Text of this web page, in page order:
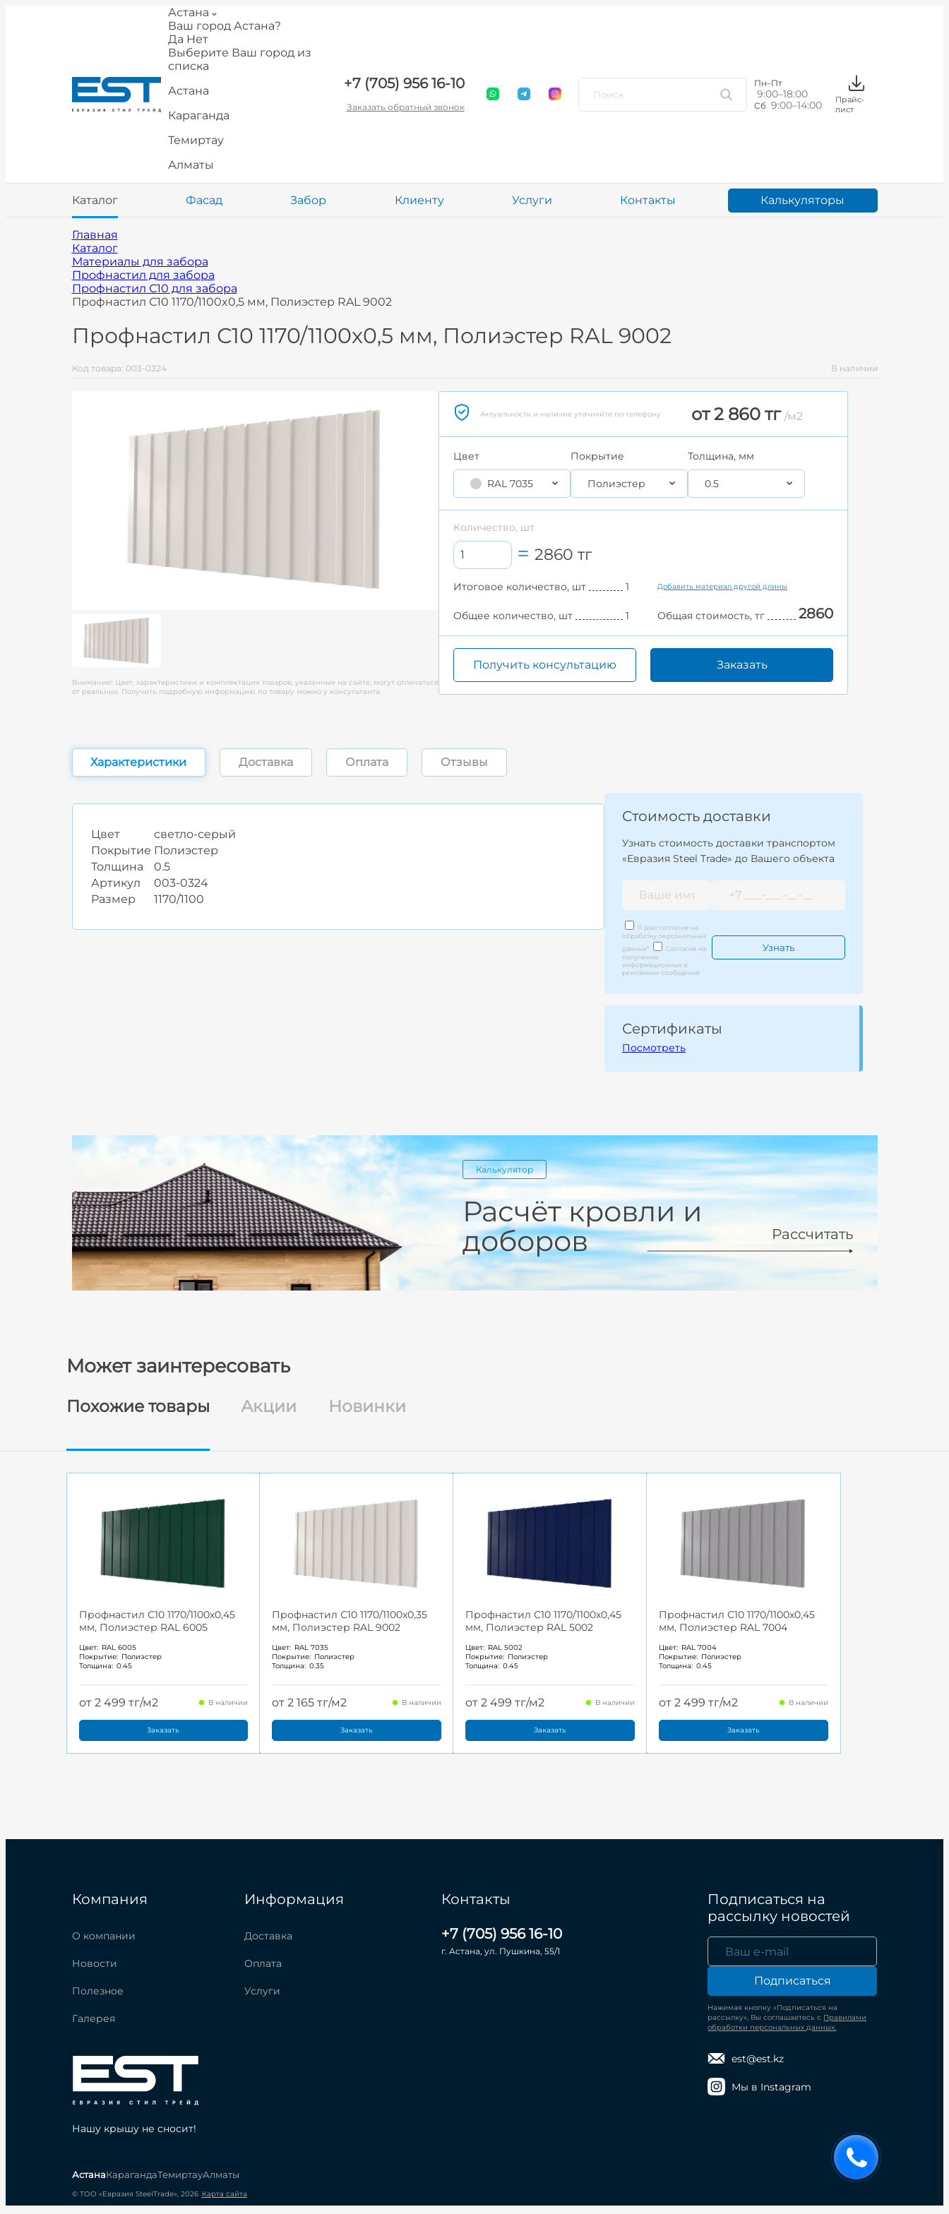
Астана
Ваш город Астана?
Да Нет
Выберите Ваш город из
списка
Астана
Караганда
Темиртау
Алматы
+7 (705) 956 16-10
Заказать обратный звонок
Пн–Пт
9:00–18:00
Сб 9:00–14:00
Прайс-
лист
Каталог Фасад Забор Клиенту Услуги Контакты Калькуляторы
Главная
Каталог
Материалы для забора
Профнастил для забора
Профнастил С10 для забора
Профнастил С10 1170/1100x0,5 мм, Полиэстер RAL 9002
Профнастил С10 1170/1100x0,5 мм, Полиэстер RAL 9002
Код товара: 003-0324 В наличии
Внимание! Цвет, характеристики и комплектация товаров, указанные на сайте, могут отличаться
от реальных. Получить подробную информацию по товару можно у консультанта.
Актуальность и наличие уточняйте по телефону от 2 860 тг/м2
Цвет
RAL 7035
Покрытие
Полиэстер
Толщина, мм
0.5
Количество, шт
2860 тг
Итоговое количество, шт 1 Добавить материал другой длины
Общее количество, шт 1 Общая стоимость, тг 2860
Получить консультацию Заказать
Характеристики Доставка Оплата Отзывы
Цвет
светло-серый
Покрытие Полиэстер
Толщина
0.5
Артикул
003-0324
Размер
1170/1100
Стоимость доставки
Узнать стоимость доставки транспортом
«Евразия Steel Trade» до Вашего объекта
Я даю согласие на
обработку персональных
данных*
Согласие на
получение
информационных и
рекламных сообщений
Сертификаты
Посмотреть
Калькулятор
Расчёт кровли и
доборов
Рассчитать
Может заинтересовать
Похожие товары Акции Новинки
Профнастил С10 1170/1100x0,45
мм, Полиэстер RAL 6005
Цвет: RAL 6005
Покрытие: Полиэстер
Толщина: 0.45
от 2 499 тг/м2 В наличии
Заказать
Профнастил С10 1170/1100x0,35
мм, Полиэстер RAL 9002
Цвет: RAL 7035
Покрытие: Полиэстер
Толщина: 0.35
от 2 165 тг/м2 В наличии
Заказать
Профнастил С10 1170/1100x0,45
мм, Полиэстер RAL 5002
Цвет: RAL 5002
Покрытие: Полиэстер
Толщина: 0.45
от 2 499 тг/м2 В наличии
Заказать
Профнастил С10 1170/1100x0,45
мм, Полиэстер RAL 7004
Цвет: RAL 7004
Покрытие: Полиэстер
Толщина: 0.45
от 2 499 тг/м2 В наличии
Заказать
Компания
О компании
Новости
Полезное
Галерея
Информация
Доставка
Оплата
Услуги
Контакты
+7 (705) 956 16-10
г. Астана, ул. Пушкина, 55/1
Подписаться на
рассылку новостей
Подписаться
Нажимая кнопку «Подписаться на
рассылку», Вы соглашаетесь с Правилами
обработки персональных данных.
est@est.kz
Мы в Instagram
Нашу крышу не сносит!
АстанаКарагандаТемиртауАлматы
© ТОО «Евразия SteelTrade», 2026 Карта сайта